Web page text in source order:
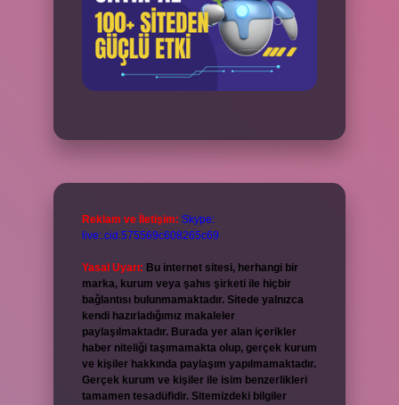
Reklam ve İletişim: Skype:
live:.cid.575569c608265c69
Yasal Uyarı: Bu internet sitesi, herhangi bir
marka, kurum veya şahıs şirketi ile hiçbir
bağlantısı bulunmamaktadır. Sitede yalnızca
kendi hazırladığımız makaleler
paylaşılmaktadır. Burada yer alan içerikler
haber niteliği taşımamakta olup, gerçek kurum
ve kişiler hakkında paylaşım yapılmamaktadır.
Gerçek kurum ve kişiler ile isim benzerlikleri
tamamen tesadüfidir. Sitemizdeki bilgiler